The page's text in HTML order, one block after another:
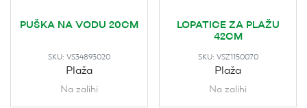
PUŠKA NA VODU 20CM
SKU: VS34893020
Plaža
Na zalihi
LOPATICE ZA PLAŽU
42CM
SKU: VSZ1150070
Plaža
Na zalihi